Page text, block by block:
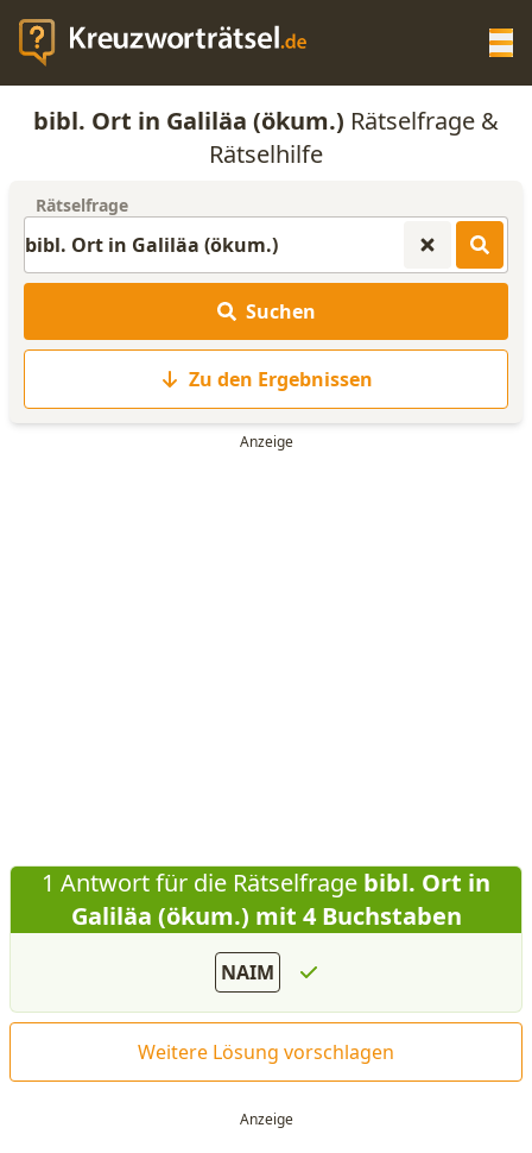
KREUZWORTRÄTSEL-HILFE
ANAGRAMM-GENERATOR
WORTLISTE
bibl. Ort in Galiläa (ökum.) Rätselfrage &
Rätselhilfe
Rätselfrage
Suchen
Zu den Ergebnissen
1 Antwort für die Rätselfrage bibl. Ort in
Galiläa (ökum.) mit 4 Buchstaben
NAIM
Weitere Lösung vorschlagen